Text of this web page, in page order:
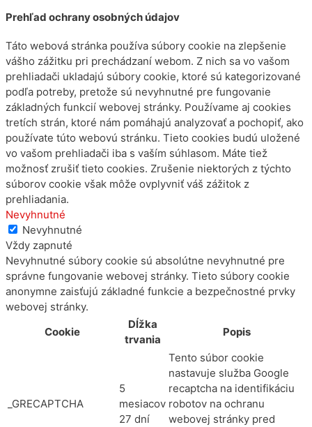
Prehľad ochrany osobných údajov
Táto webová stránka používa súbory cookie na zlepšenie
vášho zážitku pri prechádzaní webom. Z nich sa vo vašom
prehliadači ukladajú súbory cookie, ktoré sú kategorizované
podľa potreby, pretože sú nevyhnutné pre fungovanie
základných funkcií webovej stránky. Používame aj cookies
tretích strán, ktoré nám pomáhajú analyzovať a pochopiť, ako
používate túto webovú stránku. Tieto cookies budú uložené
vo vašom prehliadači iba s vaším súhlasom. Máte tiež
možnosť zrušiť tieto cookies. Zrušenie niektorých z týchto
súborov cookie však môže ovplyvniť váš zážitok z
prehliadania.
Nevyhnutné
Nevyhnutné
Vždy zapnuté
Nevyhnutné súbory cookie sú absolútne nevyhnutné pre
správne fungovanie webovej stránky. Tieto súbory cookie
anonymne zaisťujú základné funkcie a bezpečnostné prvky
webovej stránky.
Cookie
Dĺžka
trvania
Popis
_GRECAPTCHA
5
mesiacov
27 dní
Tento súbor cookie
nastavuje služba Google
recaptcha na identifikáciu
robotov na ochranu
webovej stránky pred